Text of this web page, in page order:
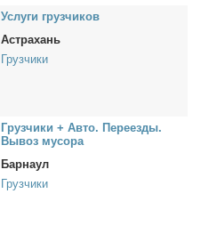
Услу­ги груз­чи­ков
Астрахань
Грузчики
Груз­чи­ки + Ав­то. Пе­ре­ез­ды.
Вы­воз му­со­ра
Барнаул
Грузчики